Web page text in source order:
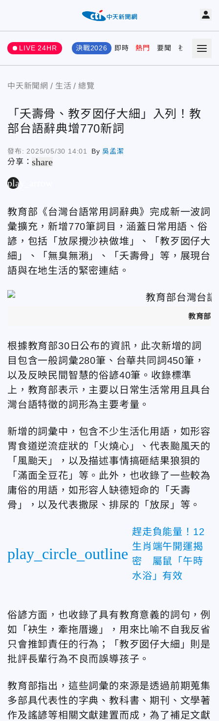
LIVE 24HR 決戰2026 即時 熱門 要聞 社會 娛樂
中天新聞網 生活 總覽
「夭壽骨、教歹囡仔大細」入列！教
部台語辭典增770新詞
發布: 2025/05/30 14:01 By吳孟潔
分享：share
play_arrow
教育部《台灣台語常用詞辭典》完成新一波詞
彙擴充，新增770筆詞目，涵蓋日常用語、俗
諺，包括「放尿攪沙袂做堆」、「教歹囡仔大
細」、
「無臭無潲」、
「夭壽骨」等，展現台
語與在地生活的緊密連結。
教育部
根據教育部30日公布的資訊，此次新增的詞
目包含一般詞彙280筆、台華共同詞450筆，
以及反映民間智慧的俗諺40筆。收錄標準
上，教育部表示，主要以日常生活常用且具台
灣台語特徵的詞形為主要考量。
新增的詞彙中，包含不少生活化用語，如形容
胃食道逆流症狀的「火燒心」、代表颱風天的
「風颱天」，以及描述事情搞砸結果狼狽的
「滿面全豆花」等。此外，也收錄了一些較為
庸俗的用語，如形容人缺德短命的「夭壽
骨」，以及代表撒尿、排尿的「放尿」等。
play_circle_outline
趕走負能量！12
生肖端午開運揭
密 屬鼠「午時
水浴」有效
俗諺方面，也收錄了具有教育意義的詞句，例
如「袂生，牽拖厝邊」，用來比喻不自我反省
只會推卸責任的行為；「教歹囡仔大細」則是
批評長輩行為不良而誤導孩子。
教育部指出，這些詞彙的來源是透過前期蒐集
多部具代表性的字典、教科書、期刊、文學著
作及謠諺等相關文獻建置而成，為了補足文獻